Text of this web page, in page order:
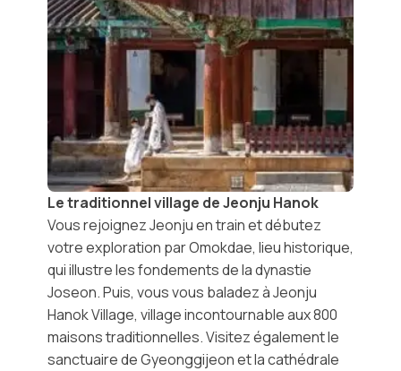
Le traditionnel village de Jeonju Hanok
Vous rejoignezJeonjuen train et débutez
votre exploration parOmokdae, lieu historique,
qui illustre les fondements de la dynastie
Joseon. Puis, vous vous baladez àJeonju
Hanok Village, village incontournable aux 800
maisons traditionnelles. Visitez également le
sanctuaire deGyeonggijeonet la cathédrale